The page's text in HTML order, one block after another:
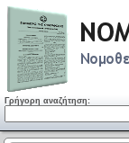
Γρήγορη αναζήτηση: